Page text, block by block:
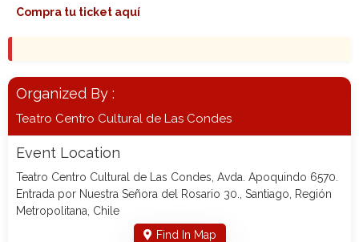
Compra tu ticket aquí
Organized By :
Teatro Centro Cultural de Las Condes
Event Location
Teatro Centro Cultural de Las Condes, Avda. Apoquindo 6570.
Entrada por Nuestra Señora del Rosario 30., Santiago, Región
Metropolitana, Chile
Find In Map